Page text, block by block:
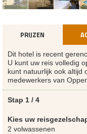
PRIJZEN
Dit hotel is recent
U kunt uw reis volledig
kunt natuurlijk ook altijd
medewerkers van
Stap 1 / 4
Kies uw
2 volwassenen